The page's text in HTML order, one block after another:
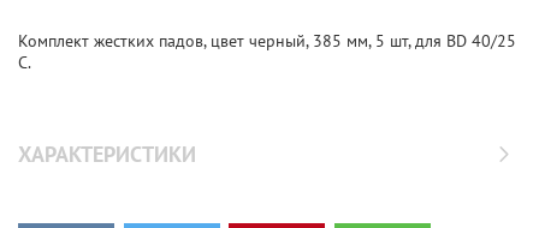
Комплект жестких падов, цвет черный, 385 мм, 5 шт, для BD 40/25
C.
ХАРАКТЕРИСТИКИ